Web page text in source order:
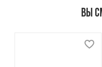
Вы